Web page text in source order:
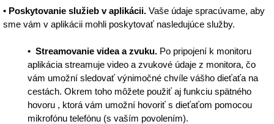
• Poskytovanie služieb v aplikácii. Vaše údaje spracúvame, aby
sme vám v aplikácii mohli poskytovať nasledujúce služby.
•Streamovanie videa a zvuku. Po pripojení k monitoru
aplikácia streamuje video a zvukové údaje z monitora, čo
vám umožní sledovať výnimočné chvíle vášho dieťaťa na
cestách. Okrem toho môžete použiť aj funkciu spätného
hovoru , ktorá vám umožní hovoriť s dieťaťom pomocou
mikrofónu telefónu (s vaším povolením).